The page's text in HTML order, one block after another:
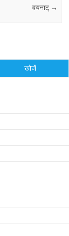
वयनाट् →
खोजें